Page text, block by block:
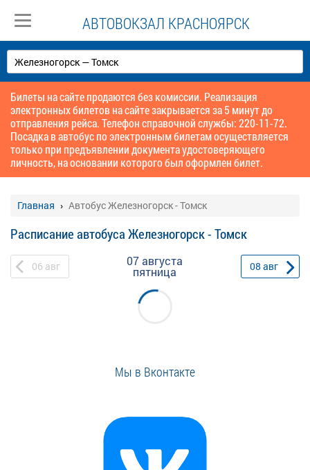
АВТОВОКЗАЛ КРАСНОЯРСК
Билеты на сайте продаются без комиссии. Реализация
электронных билетов на сайте закрывается за 5 минут до
отправления рейса. Телефон справочной службы: 220-11-72.
Посадка в автобус по электронным билетам осуществляется
только при предъявлении документа удостоверяющего
личность, на основании которого был оформлен билет.
Главная Автобус Железногорск - Томск
Расписание автобуса Железногорск - Томск
06 авг 07 августа
пятница 08 авг
Мы в Вконтакте